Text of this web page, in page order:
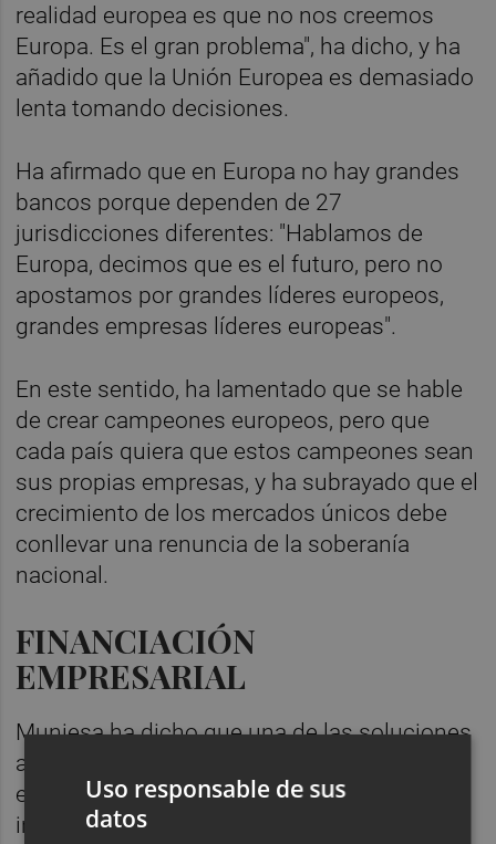
realidad europea es que no nos creemos
Europa. Es el gran problema", ha dicho, y ha
añadido que la Unión Europea es demasiado
lenta tomando decisiones.
Ha afirmado que en Europa no hay grandes
bancos porque dependen de 27
jurisdicciones diferentes: "Hablamos de
Europa, decimos que es el futuro, pero no
apostamos por grandes líderes europeos,
grandes empresas líderes europeas".
En este sentido, ha lamentado que se hable
de crear campeones europeos, pero que
cada país quiera que estos campeones sean
sus propias empresas, y ha subrayado que el
crecimiento de los mercados únicos debe
conllevar una renuncia de la soberanía
nacional.
FINANCIACIÓN
EMPRESARIAL
Muniesa ha dicho que una de las soluciones
al menor tamaño bursátil de las empresas
europeas pasa por flexibilizar los fondos de
inversión y los fondos de pensiones.
Uso responsable de sus
datos